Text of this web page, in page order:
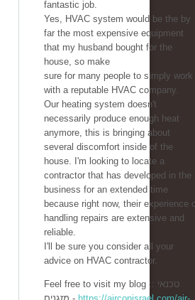
fantastic job.
Yes, HVAC system would be the by
far the most expensive equipment
that my husband bought for the
house, so make
sure for many people to simply work
with a reputable HVAC company.
Our heating system doesn't
necessarily produce enough heat
anymore, this is bringing about
several discomfort inside of the
house. I'm looking to locate a
contractor that has developed in the
business for an extended time
because right now, their experience
handling repairs are extensive and
reliable.
I'll be sure you consider all your
advice on HVAC contractor.
Feel free to visit my blog :: טכנאי